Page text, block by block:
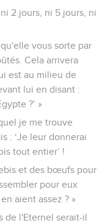
2 jours, ni 5 jours, ni
vous sorte par
Cela arrivera
est au milieu de
lui en disant :
?’ »
je me trouve
: ‘Je leur donnerai
tout entier’ !
et des bœufs pour
pour eux
aient assez ? »
de l'Eternel serait-il